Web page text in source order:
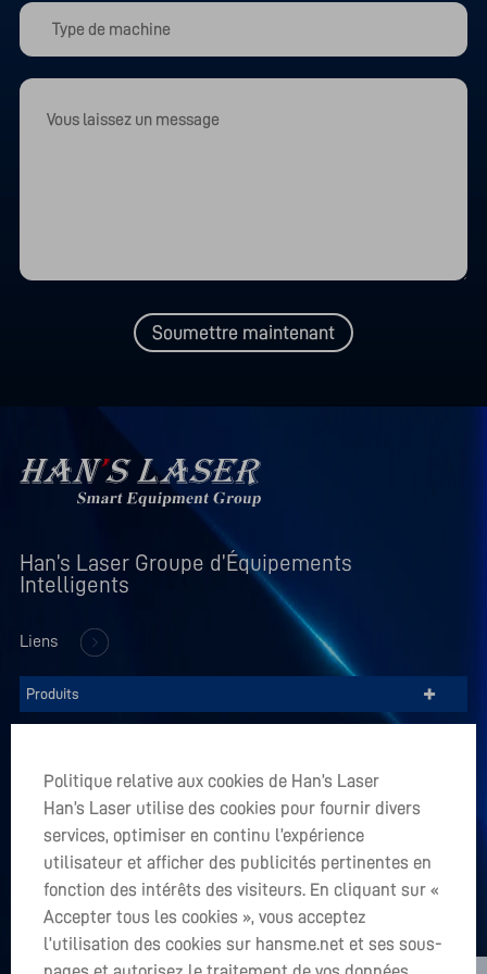
Soumettre maintenant
Han’s Laser Groupe d’Équipements
Intelligents
Liens
Produits +
Applications
Vous avez un projet en tête? Accepter tous les cookies
LET’S TALK
sales01@hanslaser.com
Politique relative aux cookies de Han’s Laser
Han’s Laser utilise des cookies pour fournir divers
services, optimiser en continu l’expérience
utilisateur et afficher des publicités pertinentes en
fonction des intérêts des visiteurs. En cliquant sur «
Accepter tous les cookies », vous acceptez
l’utilisation des cookies sur hansme.net et ses sous-